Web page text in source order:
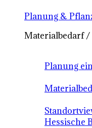
Planung &
Materialbedarf /
Planung
Hessische